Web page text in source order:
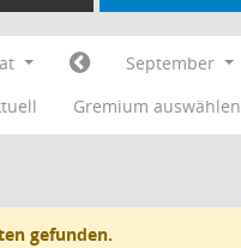
September
Gremium auswählen
gefunden.